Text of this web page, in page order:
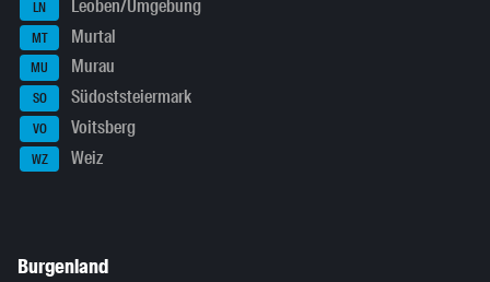
LN Leoben/Umgebung
MT Murtal
MU Murau
SO Südoststeiermark
VO Voitsberg
WZ Weiz
Burgenland